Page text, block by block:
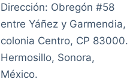
Dirección: Obregón #58
entre Yáñez y Garmendia,
colonia Centro, CP 83000.
Hermosillo, Sonora,
México.